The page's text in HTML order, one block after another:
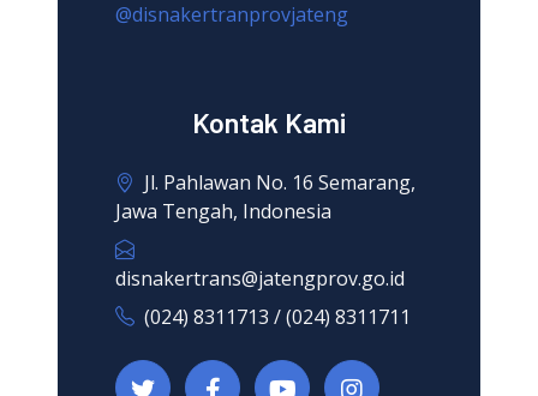
@disnakertranprovjateng
Kontak Kami
Jl. Pahlawan No. 16 Semarang,
Jawa Tengah, Indonesia
disnakertrans@jatengprov.go.id
(024) 8311713 / (024) 8311711